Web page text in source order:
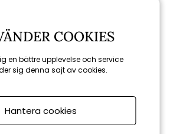
COOKIES
en bättre upplevelse och service
sig denna sajt av cookies.
Hantera cookies